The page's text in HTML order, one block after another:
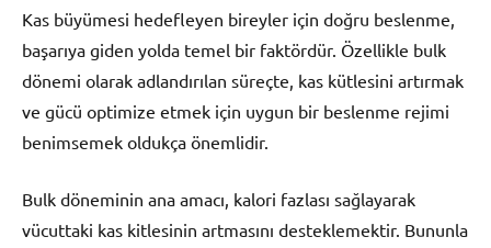
Kas büyümesi hedefleyen bireyler için doğru beslenme,
başarıya giden yolda temel bir faktördür. Özellikle bulk
dönemi olarak adlandırılan süreçte, kas kütlesini artırmak
ve gücü optimize etmek için uygun bir beslenme rejimi
benimsemek oldukça önemlidir.
Bulk döneminin ana amacı, kalori fazlası sağlayarak
vücuttaki kas kitlesinin artmasını desteklemektir. Bununla